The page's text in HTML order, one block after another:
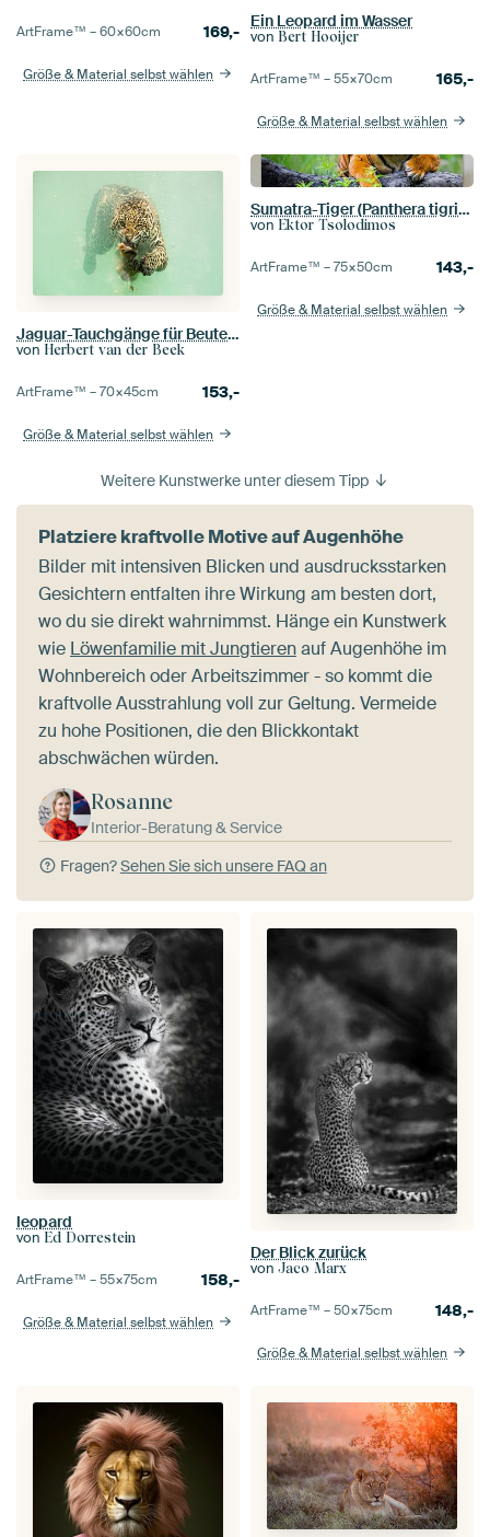
ArtFrame™ –60×60cm 169,-
Größe & Material selbst wählen
Ein Leopard im Wasser
von Bert Hooijer
ArtFrame™ –55×70cm 165,-
Größe & Material selbst wählen
Jaguar-Tauchgänge für Beutetiere
von Herbert van der Beek
ArtFrame™ –70×45cm 153,-
Größe & Material selbst wählen
Sumatra-Tiger (Panthera tigris sumatrae)
von Ektor Tsolodimos
ArtFrame™ –75×50cm 143,-
Größe & Material selbst wählen
Weitere Kunstwerke unter diesem Tipp
Platziere kraftvolle Motive auf Augenhöhe
Bilder mit intensiven Blicken und ausdrucksstarken
Gesichtern entfalten ihre Wirkung am besten dort,
wo du sie direkt wahrnimmst. Hänge ein Kunstwerk
wie Löwenfamilie mit Jungtierenauf Augenhöhe im
Wohnbereich oder Arbeitszimmer - so kommt die
kraftvolle Ausstrahlung voll zur Geltung. Vermeide
zu hohe Positionen, die den Blickkontakt
abschwächen würden.
Rosanne
Interior-Beratung & Service
Fragen?Sehen Sie sich unsere FAQ an
leopard
von Ed Dorrestein
ArtFrame™ –55×75cm 158,-
Größe & Material selbst wählen
Der Blick zurück
von Jaco Marx
ArtFrame™ –50×75cm 148,-
Größe & Material selbst wählen